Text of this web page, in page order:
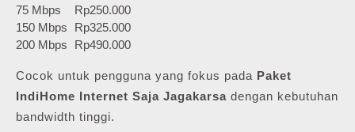
75 Mbps
Rp250.000
150 Mbps
Rp325.000
200 Mbps
Rp490.000
Cocok untuk pengguna yang fokus pada Paket
IndiHome Internet Saja Jagakarsa dengan kebutuhan
bandwidth tinggi.